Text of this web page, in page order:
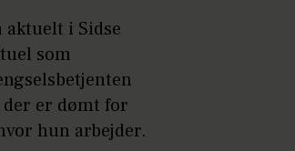
i Sidse
som
der er dømt for
hun arbejder.